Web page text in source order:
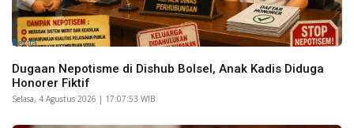
Berita
Dugaan Nepotisme di Dishub Bolsel, Anak Kadis Diduga
Honorer Fiktif
Selasa, 4 Agustus 2026 | 17:07:53 WIB